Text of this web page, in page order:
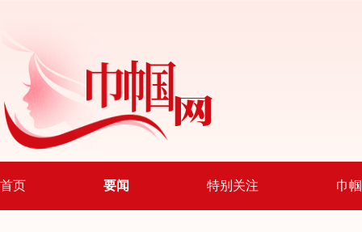
首页 要闻 特别关注 巾